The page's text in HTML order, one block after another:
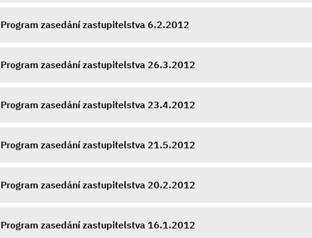
Program zasedání zastupitelstva 6.2.2012
Program zasedání zastupitelstva 26.3.2012
Program zasedání zastupitelstva 23.4.2012
Program zasedání zastupitelstva 21.5.2012
Program zasedání zastupitelstva 20.2.2012
Program zasedání zastupitelstva 16.1.2012